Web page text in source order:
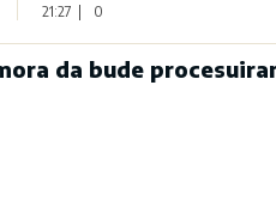
21:27 | 0
da bude